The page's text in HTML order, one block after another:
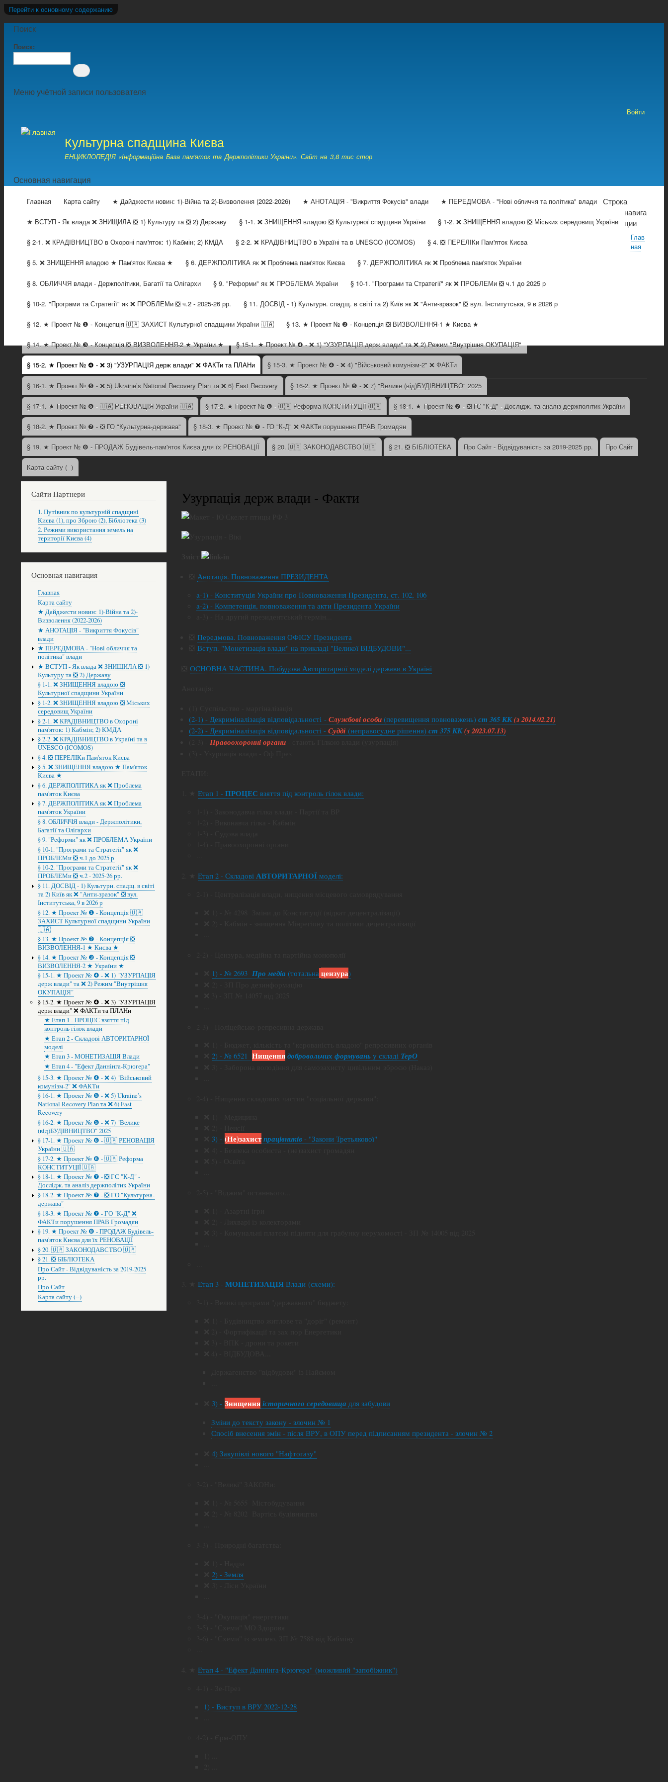
Перейти к основному содержанию
Поиск
Поиск
Меню учётной записи пользователя
Войти
Культурна спадщина Києва
ЕНЦИКЛОПЕДІЯ «Інформаційна База пам'яток та Держполітики України». Сайт на 3,8 тис стор
Основная навигация
Главная Карта сайту ★ Дайджести новин: 1)-Війна та 2)-Визволення (2022-2026) ★ АНОТАЦІЯ - "Викриття Фокусів" влади ★ ПЕРЕДМОВА - "Нові обличчя та політика" влади
★ ВСТУП - Як влада ❌ ЗНИЩИЛА ❎ 1) Культуру та ❎ 2) Державу § 1-1. ❌ ЗНИЩЕННЯ владою ❎ Культурної спадщини України § 1-2. ❌ ЗНИЩЕННЯ владою ❎ Міських середовищ України
§ 2-1. ❌ КРАДІВНИЦТВО в Охороні пам'яток: 1) Кабмін; 2) КМДА § 2-2. ❌ КРАДІВНИЦТВО в Україні та в UNESCO (ICOMOS) § 4. ❎ ПЕРЕЛІКи Пам'яток Києва
§ 5. ❌ ЗНИЩЕННЯ владою ★ Пам'яток Києва ★ § 6. ДЕРЖПОЛІТИКА як ❌ Проблема пам'яток Києва § 7. ДЕРЖПОЛІТИКА як ❌ Проблема пам'яток України
§ 8. ОБЛИЧЧЯ влади - Держполітики, Багатії та Олігархи § 9. "Реформи" як ❌ ПРОБЛЕМА України § 10-1. "Програми та Стратегії" як ❌ ПРОБЛЕМи ❎ ч.1 до 2025 р
§ 10-2. "Програми та Стратегії" як ❌ ПРОБЛЕМи ❎ ч.2 - 2025-26 рр. § 11. ДОСВІД - 1) Культурн. спадщ. в світі та 2) Київ як ❌ "Анти-зразок" ❎ вул. Інститутська, 9 в 2026 р
§ 12. ★ Проект № ❶ - Концепція 🇺🇦 ЗАХИСТ Культурної спадщини України 🇺🇦 § 13. ★ Проект № ❷ - Концепція ❎ ВИЗВОЛЕННЯ-1 ★ Києва ★
§ 14. ★ Проект № ❸ - Концепція ❎ ВИЗВОЛЕННЯ-2 ★ України ★ § 15-1. ★ Проект № ❹ - ❌ 1) "УЗУРПАЦІЯ держ влади" та ❌ 2) Режим "Внутрішня ОКУПАЦІЯ"
§ 15-2. ★ Проект № ❹ - ❌ 3) "УЗУРПАЦІЯ держ влади" ❌ ФАКТи та ПЛАНи § 15-3. ★ Проект № ❹ - ❌ 4) "Військовий комунізм-2" ❌ ФАКТи
§ 16-1. ★ Проект № ❺ - ❌ 5) Ukraine’s National Recovery Plan та ❌ 6) Fast Recovery § 16-2. ★ Проект № ❺ - ❌ 7) "Велике (від)БУДІВНИЦТВО" 2025
§ 17-1. ★ Проект № ❻ - 🇺🇦 РЕНОВАЦІЯ України 🇺🇦 § 17-2. ★ Проект № ❻ - 🇺🇦 Реформа КОНСТИТУЦІЇ 🇺🇦 § 18-1. ★ Проект № ❼ - ❎ ГС "К-Д" - Дослідж. та аналіз держполітик України
§ 18-2. ★ Проект № ❼ - ❎ ГО "Культурна-держава" § 18-3. ★ Проект № ❼ - ГО "К-Д" ❌ ФАКТи порушення ПРАВ Громадян
§ 19. ★ Проект № ❽ - ПРОДАЖ Будівель-пам'яток Києва для їх РЕНОВАЦІЇ § 20. 🇺🇦 ЗАКОНОДАВСТВО 🇺🇦 § 21. ❎ БІБЛІОТЕКА Про Сайт - Відвідуваність за 2019-2025 рр. Про Сайт
Карта сайту (--)
Строка
навига
ции
Глав
ная
Узурпація держ влади - Факти
Анотація. Повноваження ПРЕЗИДЕНТА
a-1) - Конституція України про Повноваження Президента, ст. 102, 106
a-2) - Компетенція, повноваження та акти Президента України
Передмова. Повноваження ОФІСУ Президента
Вступ. "Монетизація влади" на прикладі "Великої ВІДБУДОВИ"...
ОСНОВНА ЧАСТИНА. Побудова Авторитарної моделі держави в Україні
(2-1) - Декриміналізація відповідальності - Службові особи(перевищення повноважень) ст 365 КК(з 2014.02.21)
(2-2) - Декриміналізація відповідальності - Судді(неправосудне рішення) ст 375 КК(з 2023.07.13)
Правоохоронні органи- стають Гілкою влади (узурпація)
Етап 1 - ПРОЦЕС взяття під контроль гілок влади:
Етап 2 - Складові АВТОРИТАРНОЇмоделі:
1) - № 2693 Про медіа (тотальна цензура)
2) - № 6521 Нищення добровольчих формуваньу складі ТерО
3) - (Не)захист працівників- "Закони Третьякової"
Етап 3 - МОНЕТИЗАЦІЯВлади (схеми):
3) - Знищення історичного середовища для забудови
Зміни до тексту закону - злочин № 1
Спосіб внесення змін - після ВРУ, в ОПУ перед підписанням президента - злочин № 2
4) Закупівлі нового "Нафтогазу"
2) - Земля
Етап 4 - "Ефект Даннінга-Крюгера" (можливий "запобіжник")
1) - Виступ в ВРУ 2022-12-28
Сайти Партнери
1. Путівник по культурній спадщині
Києва (1), про Зброю (2), Бібліотека (3)
2. Режими використання земель на
території Києва (4)
Основная навигация
Главная
Карта сайту
★ Дайджести новин: 1)-Війна та 2)-
Визволення (2022-2026)
★ АНОТАЦІЯ - "Викриття Фокусів"
влади
★ ПЕРЕДМОВА - "Нові обличчя та
політика" влади
★ ВСТУП - Як влада ❌ ЗНИЩИЛА ❎ 1)
Культуру та ❎ 2) Державу
§ 1-1. ❌ ЗНИЩЕННЯ владою ❎
Культурної спадщини України
§ 1-2. ❌ ЗНИЩЕННЯ владою ❎ Міських
середовищ України
§ 2-1. ❌ КРАДІВНИЦТВО в Охороні
пам'яток: 1) Кабмін; 2) КМДА
§ 2-2. ❌ КРАДІВНИЦТВО в Україні та в
UNESCO (ICOMOS)
§ 4. ❎ ПЕРЕЛІКи Пам'яток Києва
§ 5. ❌ ЗНИЩЕННЯ владою ★ Пам'яток
Києва ★
§ 6. ДЕРЖПОЛІТИКА як ❌ Проблема
пам'яток Києва
§ 7. ДЕРЖПОЛІТИКА як ❌ Проблема
пам'яток України
§ 8. ОБЛИЧЧЯ влади - Держполітики,
Багатії та Олігархи
§ 9. "Реформи" як ❌ ПРОБЛЕМА України
§ 10-1. "Програми та Стратегії" як ❌
ПРОБЛЕМи ❎ ч.1 до 2025 р
§ 10-2. "Програми та Стратегії" як ❌
ПРОБЛЕМи ❎ ч.2 - 2025-26 рр.
§ 11. ДОСВІД - 1) Культурн. спадщ. в світі
та 2) Київ як ❌ "Анти-зразок" ❎ вул.
Інститутська, 9 в 2026 р
§ 12. ★ Проект № ❶ - Концепція 🇺🇦
ЗАХИСТ Культурної спадщини України
🇺🇦
§ 13. ★ Проект № ❷ - Концепція ❎
ВИЗВОЛЕННЯ-1 ★ Києва ★
§ 14. ★ Проект № ❸ - Концепція ❎
ВИЗВОЛЕННЯ-2 ★ України ★
§ 15-1. ★ Проект № ❹ - ❌ 1) "УЗУРПАЦІЯ
держ влади" та ❌ 2) Режим "Внутрішня
ОКУПАЦІЯ"
§ 15-2. ★ Проект № ❹ - ❌ 3) "УЗУРПАЦІЯ
держ влади" ❌ ФАКТи та ПЛАНи
★ Етап 1 - ПРОЦЕС взяття під
контроль гілок влади
★ Етап 2 - Складові АВТОРИТАРНОЇ
моделі
★ Етап 3 - МОНЕТИЗАЦІЯ Влади
★ Етап 4 - "Ефект Даннінга-Крюгера"
§ 15-3. ★ Проект № ❹ - ❌ 4) "Військовий
комунізм-2" ❌ ФАКТи
§ 16-1. ★ Проект № ❺ - ❌ 5) Ukraine’s
National Recovery Plan та ❌ 6) Fast
Recovery
§ 16-2. ★ Проект № ❺ - ❌ 7) "Велике
(від)БУДІВНИЦТВО" 2025
§ 17-1. ★ Проект № ❻ - 🇺🇦 РЕНОВАЦІЯ
України 🇺🇦
§ 17-2. ★ Проект № ❻ - 🇺🇦 Реформа
КОНСТИТУЦІЇ 🇺🇦
§ 18-1. ★ Проект № ❼ - ❎ ГС "К-Д" -
Дослідж. та аналіз держполітик України
§ 18-2. ★ Проект № ❼ - ❎ ГО "Культурна-
держава"
§ 18-3. ★ Проект № ❼ - ГО "К-Д" ❌
ФАКТи порушення ПРАВ Громадян
§ 19. ★ Проект № ❽ - ПРОДАЖ Будівель-
пам'яток Києва для їх РЕНОВАЦІЇ
§ 20. 🇺🇦 ЗАКОНОДАВСТВО 🇺🇦
§ 21. ❎ БІБЛІОТЕКА
Про Сайт - Відвідуваність за 2019-2025
рр.
Про Сайт
Карта сайту (--)